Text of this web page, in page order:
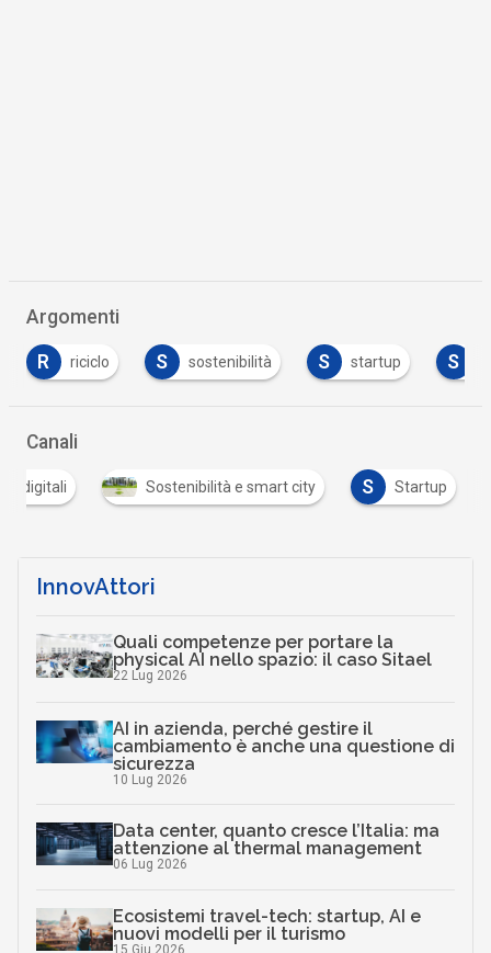
Argomenti
S sostenibilità S startup S supply chain
Canali
digitali Sostenibilità e smart city S Startup
InnovAttori
Quali competenze per portare la
physical AI nello spazio: il caso Sitael
22 Lug 2026
AI in azienda, perché gestire il
cambiamento è anche una questione di
sicurezza
10 Lug 2026
Data center, quanto cresce l’Italia: ma
attenzione al thermal management
06 Lug 2026
Ecosistemi travel-tech: startup, AI e
nuovi modelli per il turismo
15 Giu 2026